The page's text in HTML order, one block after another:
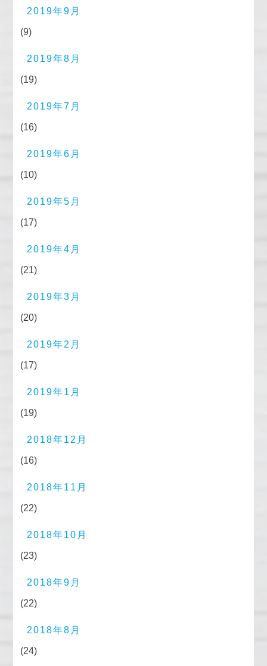
2019年9月
(9)
2019年8月
(19)
2019年7月
(16)
2019年6月
(10)
2019年5月
(17)
2019年4月
(21)
2019年3月
(20)
2019年2月
(17)
2019年1月
(19)
2018年12月
(16)
2018年11月
(22)
2018年10月
(23)
2018年9月
(22)
2018年8月
(24)